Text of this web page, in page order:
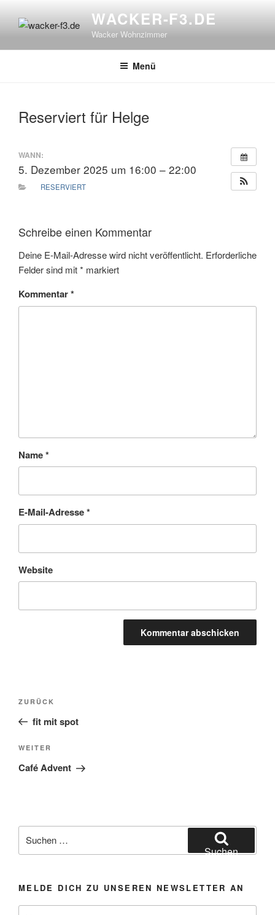
Inhalt
WACKER-F3.DE
Wacker Wohnzimmer
Menü
Reserviert für Helge
WANN:
5. Dezember 2025 um 16:00 – 22:00
RESERVIERT
Schreibe einen Kommentar
Deine E-Mail-Adresse wird nicht veröffentlicht. Erforderliche
Felder sind mit* markiert
Kommentar*
Name*
E-Mail-Adresse*
Website
Beitragsnavigation
Vorheriger
Beitrag
ZURÜCK
fit mit spot
Nächster
Beitrag
WEITER
Café Advent
nach:
Suchen
MELDE DICH ZU UNSEREN NEWSLETTER AN